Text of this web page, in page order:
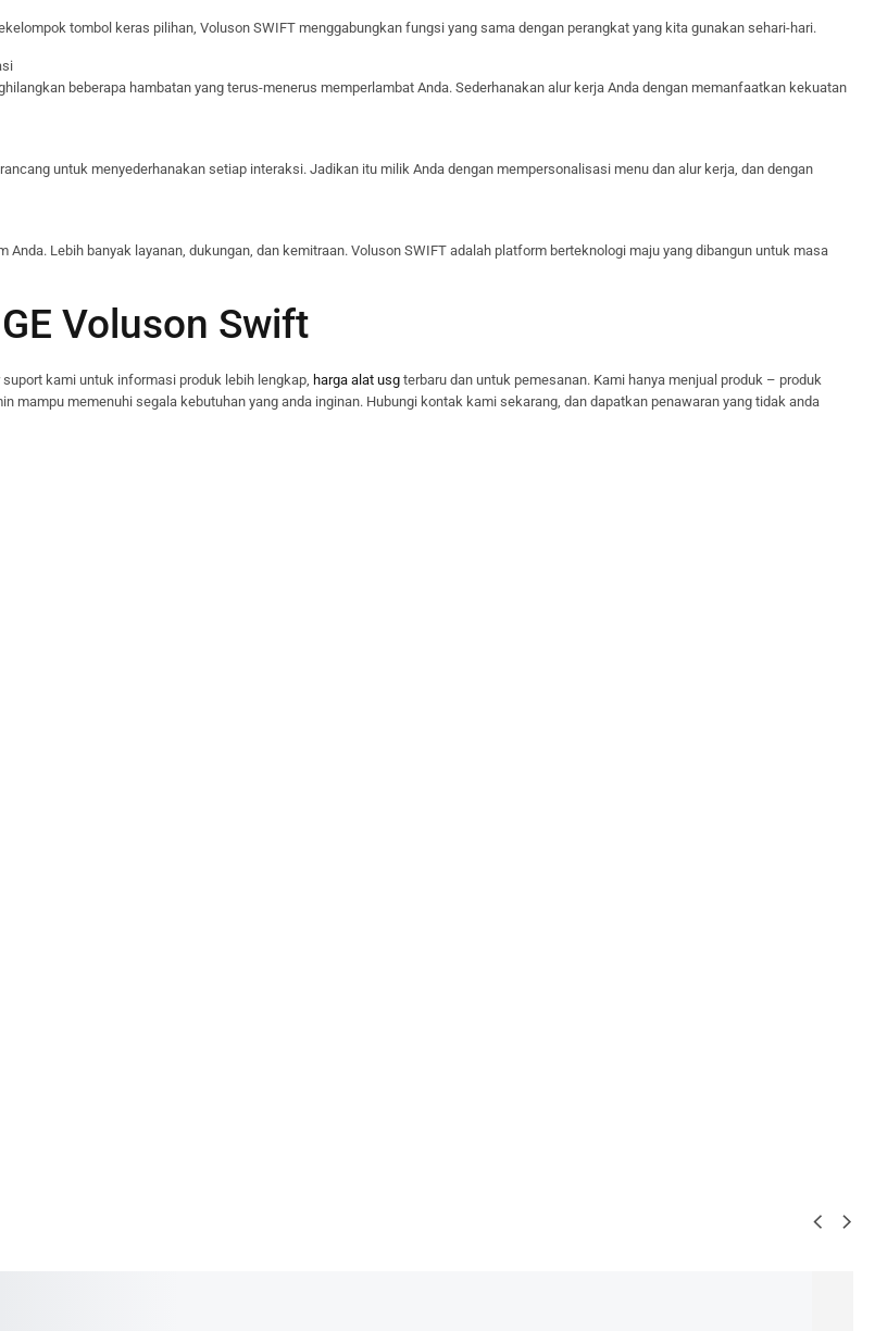
tombol keras pilihan, Voluson SWIFT menggabungkan fungsi yang sama dengan perangkat yang kita gunakan sehari-hari.
beberapa hambatan yang terus-menerus memperlambat Anda. Sederhanakan alur kerja Anda dengan memanfaatkan kekuatan
untuk menyederhanakan setiap interaksi. Jadikan itu milik Anda dengan mempersonalisasi menu dan alur kerja, dan dengan
Anda. Lebih banyak layanan, dukungan, dan kemitraan. Voluson SWIFT adalah platform berteknologi maju yang dibangun untuk masa
Voluson Swift
kami untuk informasi produk lebih lengkap, harga alat usg terbaru dan untuk pemesanan. Kami hanya menjual produk – produk
mampu memenuhi segala kebutuhan yang anda inginan. Hubungi kontak kami sekarang, dan dapatkan penawaran yang tidak anda